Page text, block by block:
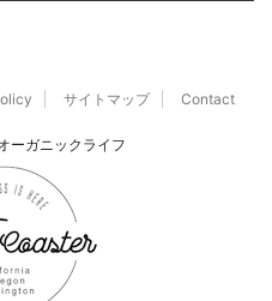
サイトマップ Contact
ーガニックライフ